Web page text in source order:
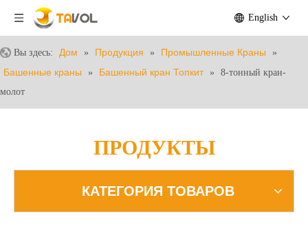
English
Вы здесь: Дом » Продукция » Промышленные Краны »
Башенные краны » Башенный кран Топкит »
8-тонный кран-
молот
ПРОДУКТЫ
КАТЕГОРИЯ ТОВАРОВ